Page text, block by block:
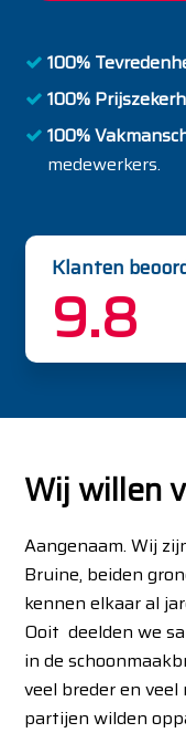
100%
100%
100%
medewerkers.
Klanten
9.8
Wij willen
Aangenaam. Wij
Bruine, beiden
kennen elkaar al
Ooit deelden we
in de
veel breder en
partijen wilden